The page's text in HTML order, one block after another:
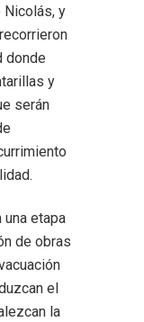
Nicolás, y
donde
y
serán
etapa
de obras
el
la